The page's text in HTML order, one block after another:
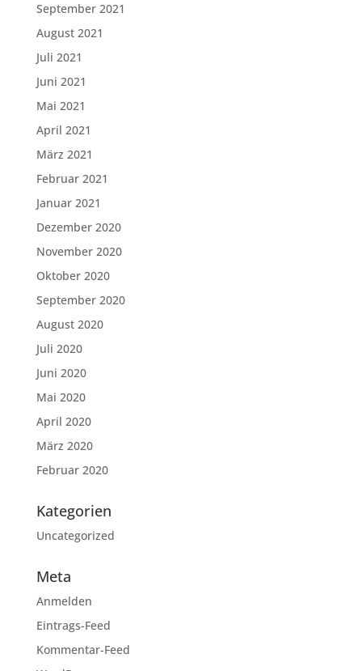
September 2021
August 2021
Juli 2021
Juni 2021
Mai 2021
April 2021
März 2021
Februar 2021
Januar 2021
Dezember 2020
November 2020
Oktober 2020
September 2020
August 2020
Juli 2020
Juni 2020
Mai 2020
April 2020
März 2020
Februar 2020
Kategorien
Uncategorized
Meta
Anmelden
Eintrags-Feed
Kommentar-Feed